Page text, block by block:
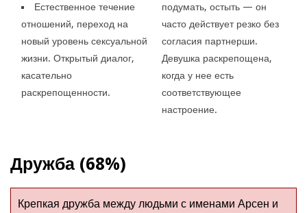
Естественное течение
отношений, переход на
новый уровень сексуальной
жизни. Открытый диалог,
касательно
раскрепощенности.
подумать, остыть — он
часто действует резко без
согласия партнерши.
Девушка раскрепощена,
когда у нее есть
соответствующее
настроение.
Дружба (68%)
Крепкая дружба между людьми с именами Арсен и